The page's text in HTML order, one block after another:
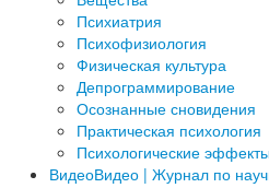
Психиатрия
Психофизиология
Физическая культура
Депрограммирование
Осознанные сновидения
Практическая психология
Психологические
ВидеоВидео | Журнал по